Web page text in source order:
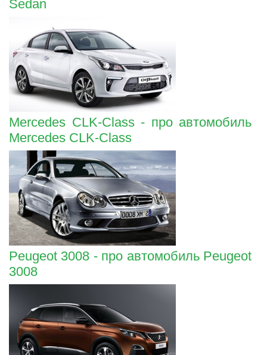
Sedan
Mercedes CLK-Class - про автомобиль
Mercedes CLK-Class
Peugeot 3008 - про автомобиль Peugeot
3008